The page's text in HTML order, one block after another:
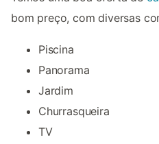
bom preço, com diversas
Piscina
Panorama
Jardim
Churrasqueira
TV